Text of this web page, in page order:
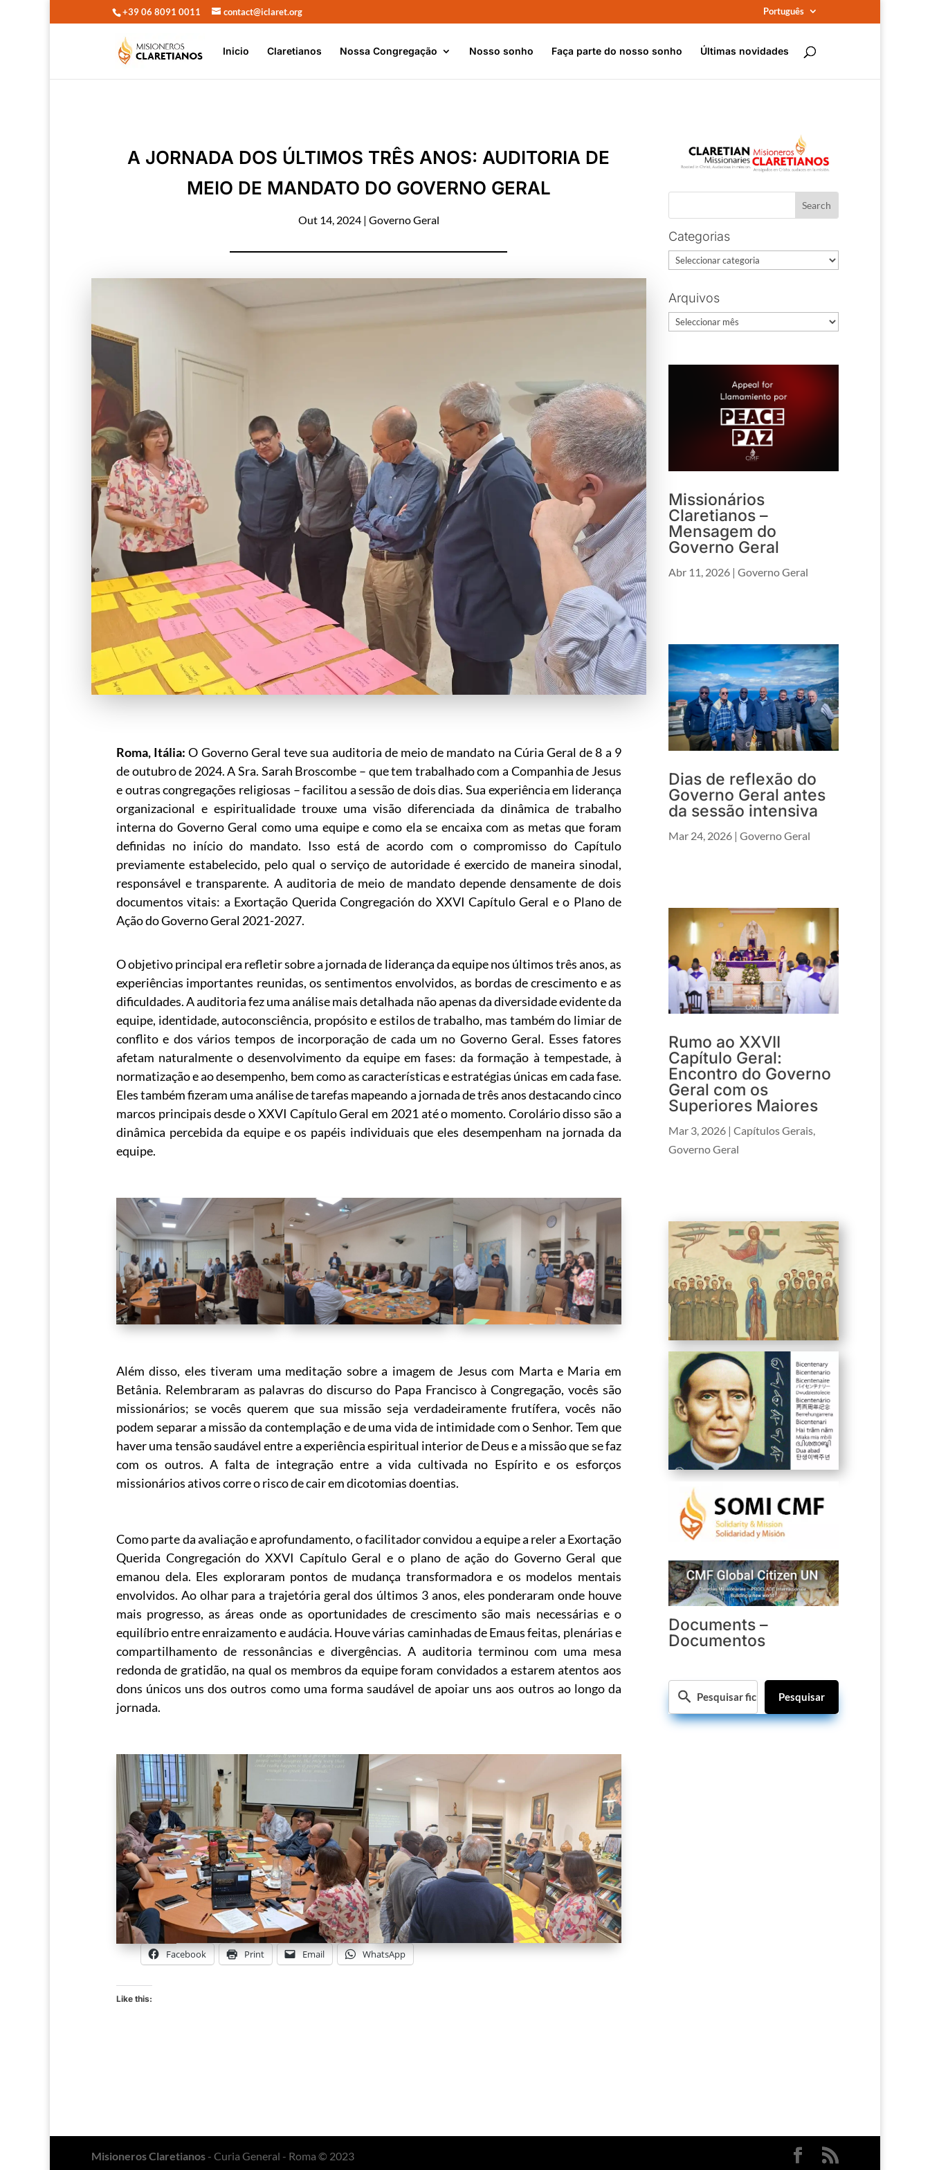
+39 06 8091 0011 contact@iclaret.org Português
Inicio Claretianos Nossa Congregação Nosso sonho Faça parte do nosso sonho Últimas novidades
A JORNADA DOS ÚLTIMOS TRÊS ANOS: AUDITORIA DE
MEIO DE MANDATO DO GOVERNO GERAL
Out 14, 2024| Governo Geral
Roma, Itália: O Governo Geral teve sua auditoria de meio de mandato na Cúria Geral de 8 a 9
de outubro de 2024. A Sra. Sarah Broscombe – que tem trabalhado com a Companhia de Jesus
e outras congregações religiosas – facilitou a sessão de dois dias. Sua experiência em liderança
organizacional e espiritualidade trouxe uma visão diferenciada da dinâmica de trabalho
interna do Governo Geral como uma equipe e como ela se encaixa com as metas que foram
definidas no início do mandato. Isso está de acordo com o compromisso do Capítulo
previamente estabelecido, pelo qual o serviço de autoridade é exercido de maneira sinodal,
responsável e transparente. A auditoria de meio de mandato depende densamente de dois
documentos vitais: a Exortação Querida Congregación do XXVI Capítulo Geral e o Plano de
Ação do Governo Geral 2021-2027.
O objetivo principal era refletir sobre a jornada de liderança da equipe nos últimos três anos, as
experiências importantes reunidas, os sentimentos envolvidos, as bordas de crescimento e as
dificuldades. A auditoria fez uma análise mais detalhada não apenas da diversidade evidente da
equipe, identidade, autoconsciência, propósito e estilos de trabalho, mas também do limiar de
conflito e dos vários tempos de incorporação de cada um no Governo Geral. Esses fatores
afetam naturalmente o desenvolvimento da equipe em fases: da formação à tempestade, à
normatização e ao desempenho, bem como as características e estratégias únicas em cada fase.
Eles também fizeram uma análise de tarefas mapeando a jornada de três anos destacando cinco
marcos principais desde o XXVI Capítulo Geral em 2021 até o momento. Corolário disso são a
dinâmica percebida da equipe e os papéis individuais que eles desempenham na jornada da
equipe.
Além disso, eles tiveram uma meditação sobre a imagem de Jesus com Marta e Maria em
Betânia. Relembraram as palavras do discurso do Papa Francisco à Congregação, vocês são
missionários; se vocês querem que sua missão seja verdadeiramente frutífera, vocês não
podem separar a missão da contemplação e de uma vida de intimidade com o Senhor. Tem que
haver uma tensão saudável entre a experiência espiritual interior de Deus e a missão que se faz
com os outros. A falta de integração entre a vida cultivada no Espírito e os esforços
missionários ativos corre o risco de cair em dicotomias doentias.
Como parte da avaliação e aprofundamento, o facilitador convidou a equipe a reler a Exortação
Querida Congregación do XXVI Capítulo Geral e o plano de ação do Governo Geral que
emanou dela. Eles exploraram pontos de mudança transformadora e os modelos mentais
envolvidos. Ao olhar para a trajetória geral dos últimos 3 anos, eles ponderaram onde houve
mais progresso, as áreas onde as oportunidades de crescimento são mais necessárias e o
equilíbrio entre enraizamento e audácia. Houve várias caminhadas de Emaus feitas, plenárias e
compartilhamento de ressonâncias e divergências. A auditoria terminou com uma mesa
redonda de gratidão, na qual os membros da equipe foram convidados a estarem atentos aos
dons únicos uns dos outros como uma forma saudável de apoiar uns aos outros ao longo da
jornada.
Facebook Print Email WhatsApp
Like this:
Categorias
Categorias
Arquivos
Arquivos
Missionários
Claretianos –
Mensagem do
Governo Geral
Abr 11, 2026 |Governo Geral
Dias de reflexão do
Governo Geral antes
da sessão intensiva
Mar 24, 2026 |Governo Geral
Rumo ao XXVII
Capítulo Geral:
Encontro do Governo
Geral com os
Superiores Maiores
Mar 3, 2026 |Capítulos Gerais,
Governo Geral
Documents –
Documentos
Pesquisar
Misioneros Claretianos - Curia General - Roma © 2023